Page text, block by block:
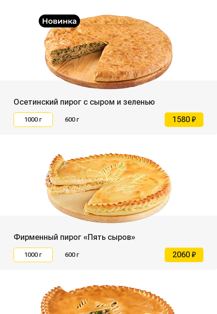
Осетинский пирог с сыром и зеленью
1000 г 600 г 1580 ₽
Фирменный пирог «Пять сыров»
1000 г 600 г 2060 ₽